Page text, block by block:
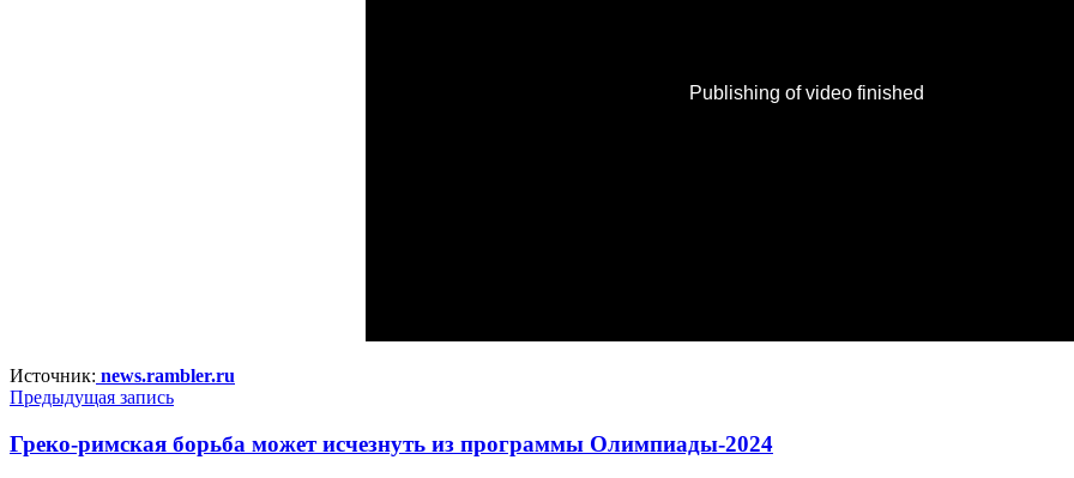
Источник: news.rambler.ru
Предыдущая запись
Греко-римская борьба может исчезнуть из программы Олимпиады-2024